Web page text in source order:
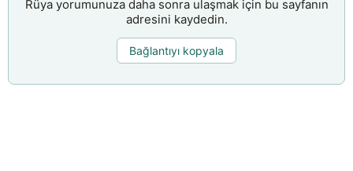
Rüya yorumunuza daha sonra ulaşmak için bu sayfanın
adresini kaydedin.
Bağlantıyı kopyala